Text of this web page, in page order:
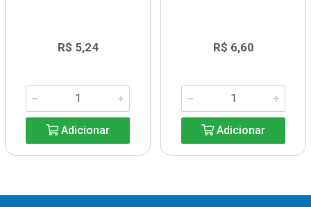
R$ 5,24
Adicionar
R$ 6,60
Adicionar